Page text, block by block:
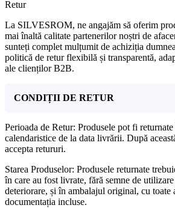
Retur
La SILVESROM, ne angajăm să oferim
mai înaltă calitate partenerilor noștri de
sunteți complet mulțumit de achiziția
politică de retur flexibilă și transparentă,
ale clienților B2B.
CONDIȚII DE RETUR
Perioada de Retur: Produsele pot fi
calendaristice de la data livrării. După
accepta retururi.
Starea Produselor: Produsele returnate
în care au fost livrate, fără semne de
deteriorare, și în ambalajul original, cu toate
documentația incluse.